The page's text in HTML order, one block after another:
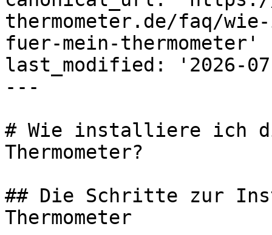
thermometer.de/faq/
fuer-mein-thermometer'
last_modified: '2026-
---
# Wie installiere ich
Thermometer?
## Die Schritte zur
Thermometer